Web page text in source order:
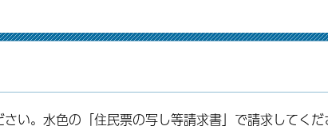
い。水色の「住民票の写し等請求書」で請求してくだ